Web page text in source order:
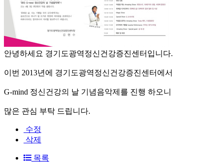
안녕하세요 경기도광역정신건강증진센터입니다.
이번 2013년에 경기도광역정신건강증진센터에서
G-mind 정신건강의 날 기념음악제를 진행 하오니
많은 관심 부탁 드립니다.
수정
삭제
목록